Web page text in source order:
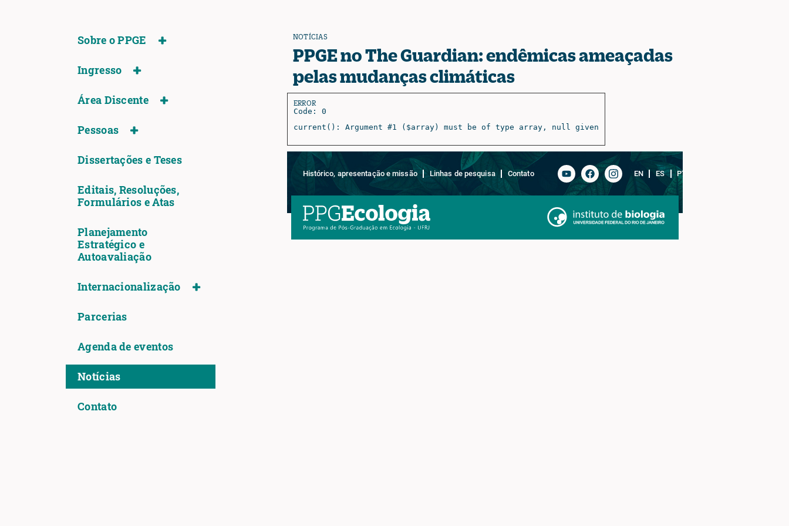
Sobre o PPGE
Ingresso
Área Discente
Pessoas
Dissertações e Teses
Editais, Resoluções,
Formulários e Atas
Planejamento
Estratégico e
Autoavaliação
Internacionalização
Parcerias
Agenda de eventos
Notícias
Contato
NOTÍCIAS
PPGE no The Guardian: endêmicas ameaçadas
pelas mudanças climáticas
ERROR
Code: 0
current(): Argument #1 ($array) must be of type array, null given
Histórico, apresentação e missão Linhas de pesquisa Contato EN ES PT